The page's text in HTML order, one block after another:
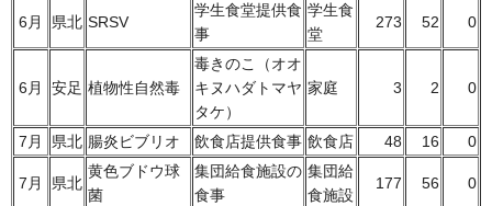
6月 県北 SRSV
学生食堂提供食
事
学生食
堂
273 52 0
6月 安足 植物性自然毒
毒きのこ（オオ
キヌハダトマヤ
タケ）
家庭 3 2 0
7月 県北 腸炎ビブリオ 飲食店提供食事 飲食店 48 16 0
7月 県北
黄色ブドウ球
菌
集団給食施設の
食事
集団給
食施設
177 56 0